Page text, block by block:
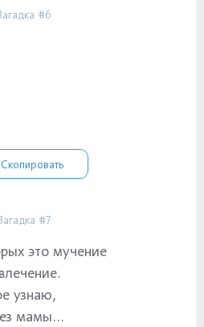
#6
Скопировать
#7
это мучение
узнаю,
мамы...